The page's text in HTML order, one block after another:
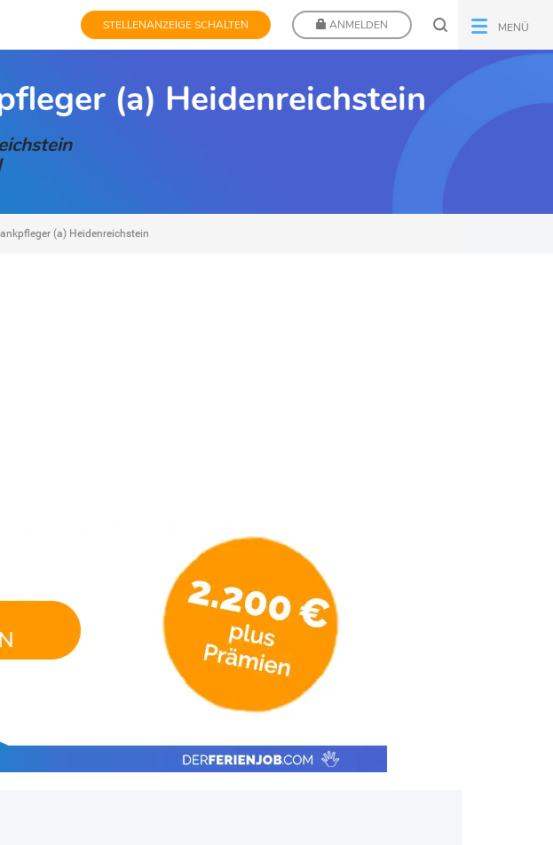
STELLENANZEIGE SCHALTEN ANMELDEN MENÜ
(a) Heidenreichstein
(a) Heidenreichstein